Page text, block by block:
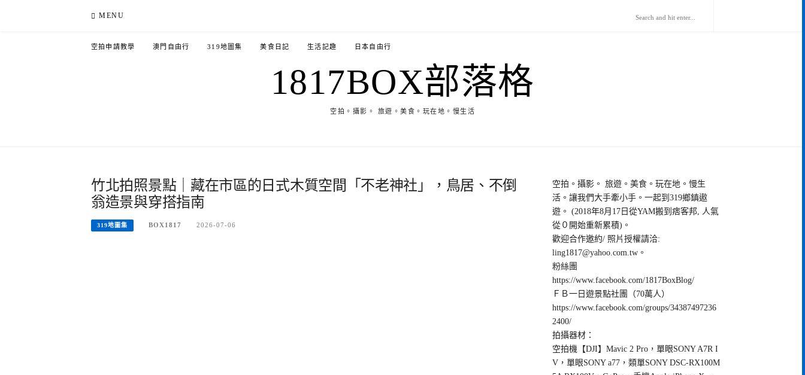
MENU
空拍申請教學 澳門自由行 319地圖集 美食日記 生活記趣 日本自由行
1817BOX部落格
空拍。攝影。 旅遊。美食。玩在地。慢生活
竹北拍照景點｜藏在市區的日式木質空間「不老神社」，鳥居、不倒
翁造景與穿搭指南
319地圖集 BOX1817 2026-07-06
空拍。攝影。 旅遊。美食。玩在地。慢生
活。讓我們大手牽小手。一起到319鄉鎮遨
遊。 (2018年8月17日從YAM搬到痞客邦, 人氣
從０開始重新累積)。
歡迎合作邀約/ 照片授權請洽:
ling1817@yahoo.com.tw 。
粉絲團
https://www.facebook.com/1817BoxBlog/
ＦＢ一日遊景點社團（70萬人）
https://www.facebook.com/groups/34387497236
2400/
拍攝器材：
空拍機【DJI】Mavic 2 Pro，單眼SONY A7R I
V，單眼SONY a77，類單SONY DSC-RX100M